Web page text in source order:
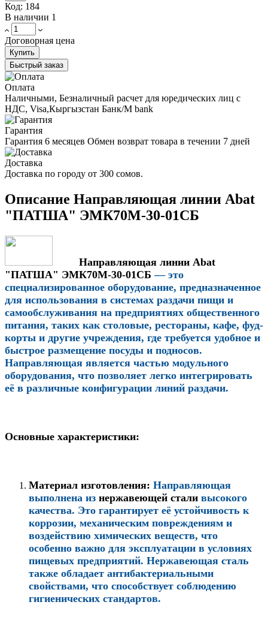
Код: 184
В наличии 1
Договорная цена
Купить
Быстрый заказ
Оплата
Наличными, Безналичный расчет для юредических лиц с
НДС, Visa,Кыргызстан Банк/M bank
Гарантия
Гарантия 6 месяцев Обмен возврат товара в течении 7 дней
Доставка
Доставка по городу от 300 сомов.
Описание Направляющая линии Abat
"ПАТША" ЭМК70М-30-01СБ
Направляющая линии Abat
"ПАТША" ЭМК70М-30-01СБ — это
специализированное оборудование, предназначенное
для использования в системах раздачи пищи и
самообслуживания на предприятиях общественного
питания, таких как столовые, рестораны, кафе, фуд-
корты и другие учреждения, где требуется удобное и
быстрое размещение посуды и подносов.
Направляющая является частью модульного
оборудования, что позволяет легко интегрировать
её в различные конфигурации линий раздачи.
Основные характеристики:
Материал изготовления: Направляющая
выполнена из нержавеющей стали высокого
качества. Это гарантирует её устойчивость к
коррозии, механическим повреждениям и
воздействию химических веществ, что
особенно важно для эксплуатации в условиях
пищевых предприятий. Нержавеющая сталь
также обладает антибактериальными
свойствами, что способствует соблюдению
гигиенических стандартов.